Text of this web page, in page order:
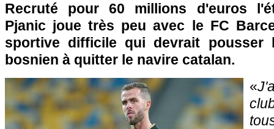
Recruté pour 60 millions d'euros
Pjanic joue très peu avec le FC
sportive difficile qui devrait pousser
bosnien à quitter le navire catalan.
«